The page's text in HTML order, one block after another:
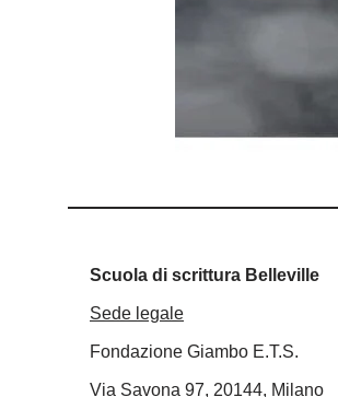
Scuola di scrittura Belleville
Sede legale
Fondazione Giambo E.T.S.
Via Savona 97, 20144, Milano